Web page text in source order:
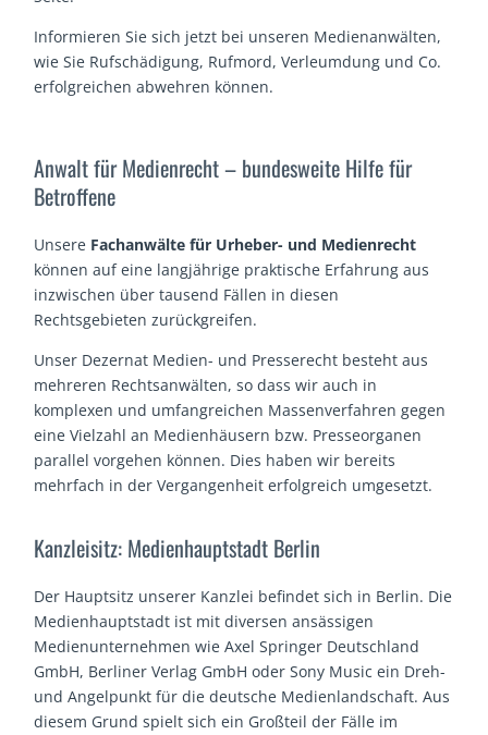
Informieren Sie sich jetzt bei unseren Medienanwälten,
wie Sie Rufschädigung, Rufmord, Verleumdung und Co.
erfolgreichen abwehren können.
Anwalt für Medienrecht – bundesweite Hilfe für
Betroffene
Unsere Fachanwälte für Urheber- und Medienrecht
können auf eine langjährige praktische Erfahrung aus
inzwischen über tausend Fällen in diesen
Rechtsgebieten zurückgreifen.
Unser Dezernat Medien- und Presserecht besteht aus
mehreren Rechtsanwälten, so dass wir auch in
komplexen und umfangreichen Massenverfahren gegen
eine Vielzahl an Medienhäusern bzw. Presseorganen
parallel vorgehen können. Dies haben wir bereits
mehrfach in der Vergangenheit erfolgreich umgesetzt.
Kanzleisitz: Medienhauptstadt Berlin
Der Hauptsitz unserer Kanzlei befindet sich in Berlin. Die
Medienhauptstadt ist mit diversen ansässigen
Medienunternehmen wie Axel Springer Deutschland
GmbH, Berliner Verlag GmbH oder Sony Music ein Dreh-
und Angelpunkt für die deutsche Medienlandschaft. Aus
diesem Grund spielt sich ein Großteil der Fälle im